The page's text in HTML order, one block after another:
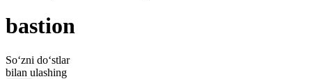
bastion
So‘zni do‘stlar
bilan ulashing